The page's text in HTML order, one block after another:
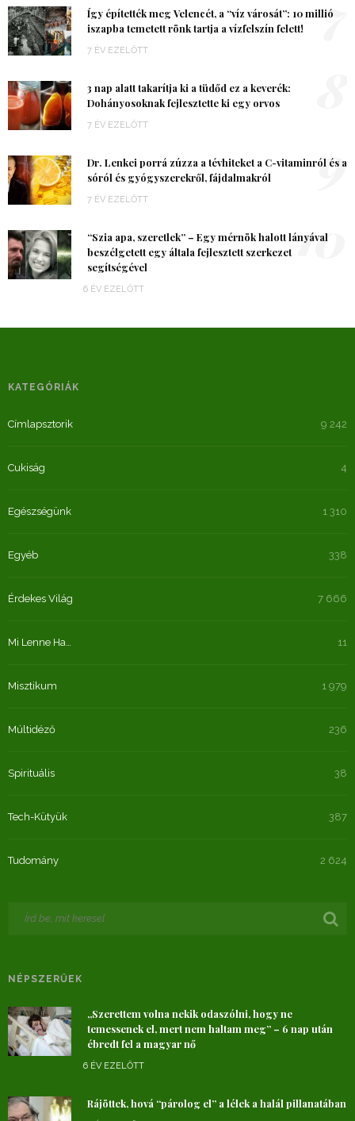
Így építették meg Velencét, a “víz városát”: 10 millió
iszapba temetett rönk tartja a vízfelszín felett!
7 ÉV EZELŐTT
7
3 nap alatt takarítja ki a tüdőd ez a keverék:
Dohányosoknak fejlesztette ki egy orvos
7 ÉV EZELŐTT
Dr. Lenkei porrá zúzza a tévhiteket a C-vitaminról és a
sóról és gyógyszerekről, fájdalmakról
7 ÉV EZELŐTT
9
“Szia apa, szeretlek” – Egy mérnök halott lányával
beszélgetett egy általa fejlesztett szerkezet
segítségével
6 ÉV EZELŐTT
10
KATEGÓRIÁK
Címlapsztorik 9 242
Cukiság 4
Egészségünk 1 310
Egyéb 338
Érdekes Világ 7 666
Mi Lenne Ha… 11
Misztikum 1 979
Múltidéző 236
Spirituális 38
Tech-Kütyük 387
Tudomány 2 624
NÉPSZERŰEK
„Szerettem volna nekik odaszólni, hogy ne
temessenek el, mert nem haltam meg” – 6 nap után
ébredt fel a magyar nő
6 ÉV EZELŐTT
Rájöttek, hová “párolog el” a lélek a halál pillanatában